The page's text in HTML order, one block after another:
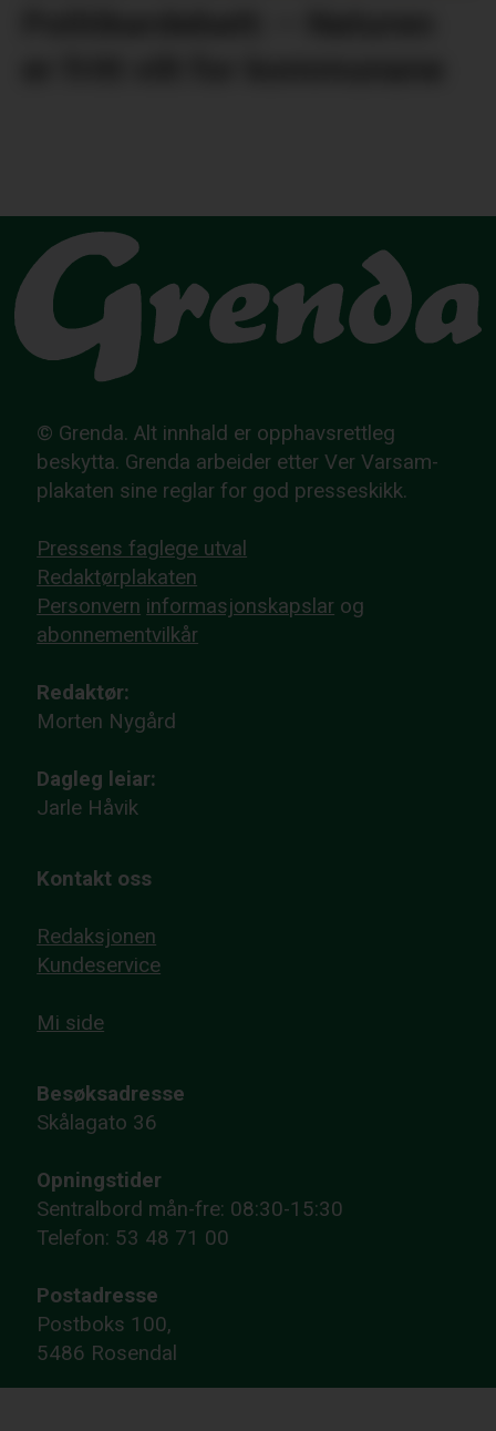
© Grenda. Alt innhald er opphavsrettleg
beskytta. Grenda arbeider etter Ver Varsam-
plakaten sine reglar for god presseskikk.
Pressens faglege utval
Redaktørplakaten
Personvern informasjonskapslar og
abonnementvilkår
Redaktør:
Morten Nygård
Dagleg leiar:
Jarle Håvik
Kontakt oss
Redaksjonen
Kundeservice
Mi side
Besøksadresse
Skålagato 36
Opningstider
Sentralbord mån-fre: 08:30-15:30
Telefon: 53 48 71 00
Postadresse
Postboks 100,
5486 Rosendal